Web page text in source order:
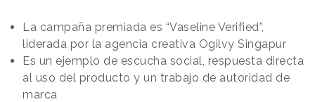
La campaña premiada es “Vaseline Verified”,
liderada por la agencia creativa Ogilvy Singapur
Es un ejemplo de escucha social, respuesta directa
al uso del producto y un trabajo de autoridad de
marca